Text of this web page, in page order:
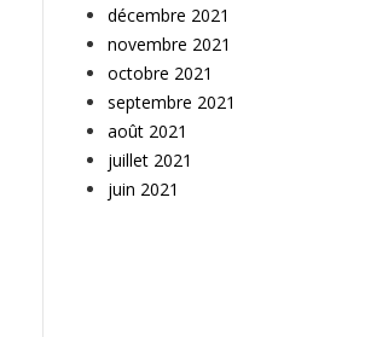
décembre 2021
novembre 2021
octobre 2021
septembre 2021
août 2021
juillet 2021
juin 2021